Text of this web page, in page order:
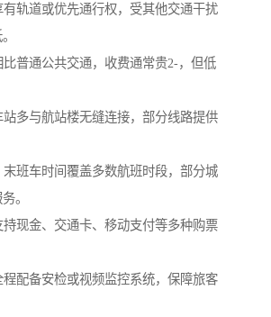
轨道或优先通行权，受其他交通干扰
普通公共交通，收费通常贵2-，但低
多与航站楼无缝连接，部分线路提供
末班车时间覆盖多数航班时段，部分城
。
现金、交通卡、移动支付等多种购票
配备安检或视频监控系统，保障旅客